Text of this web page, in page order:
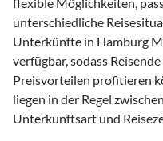
unterschiedliche
Unterkünfte in Hamburg
verfügbar, sodass
Preisvorteilen profitieren
liegen in der Regel
Unterkunftsart und